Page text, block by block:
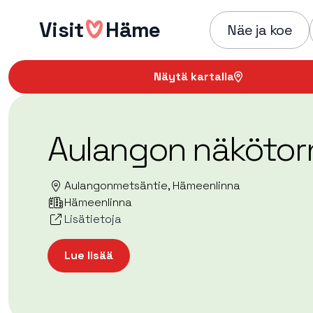
sisältöönVisit Häme Näe ja koe
Näytä kartalla
Aulangon
Aulangonmetsäntie, Hämeenlinna
Hämeenlinna
Lisätietoja
Lue lisää